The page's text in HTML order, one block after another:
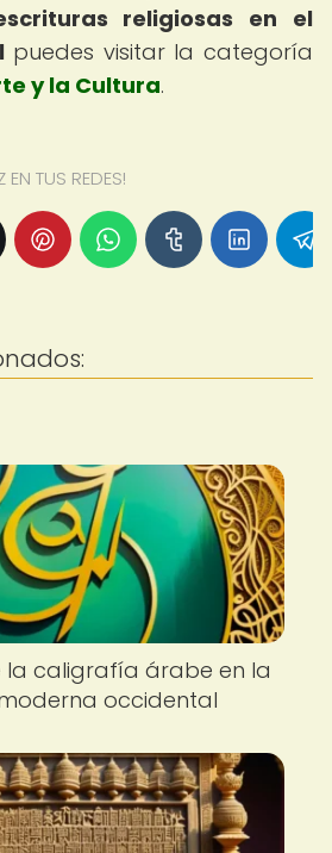
religiosas en el
puedes visitar la categoría
y la Cultura.
EN TUS REDES!
la caligrafía árabe en la
occidental